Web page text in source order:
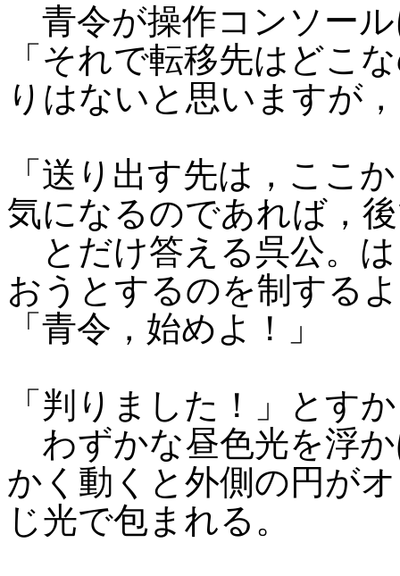
青令が操作コンソー
「それで転移先はどこ
りはないと思いますが
「送り出す先は，ここ
気になるのであれば，
とだけ答える呉公。
おうとするのを制する
「青令，始めよ！」
「判りました！」とす
わずかな昼色光を浮
かく動くと外側の円が
じ光で包まれる。